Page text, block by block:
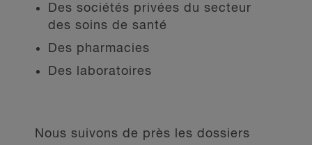
Des sociétés privées du secteur
des soins de santé
Des pharmacies
Des laboratoires
Nous suivons de près les dossiers